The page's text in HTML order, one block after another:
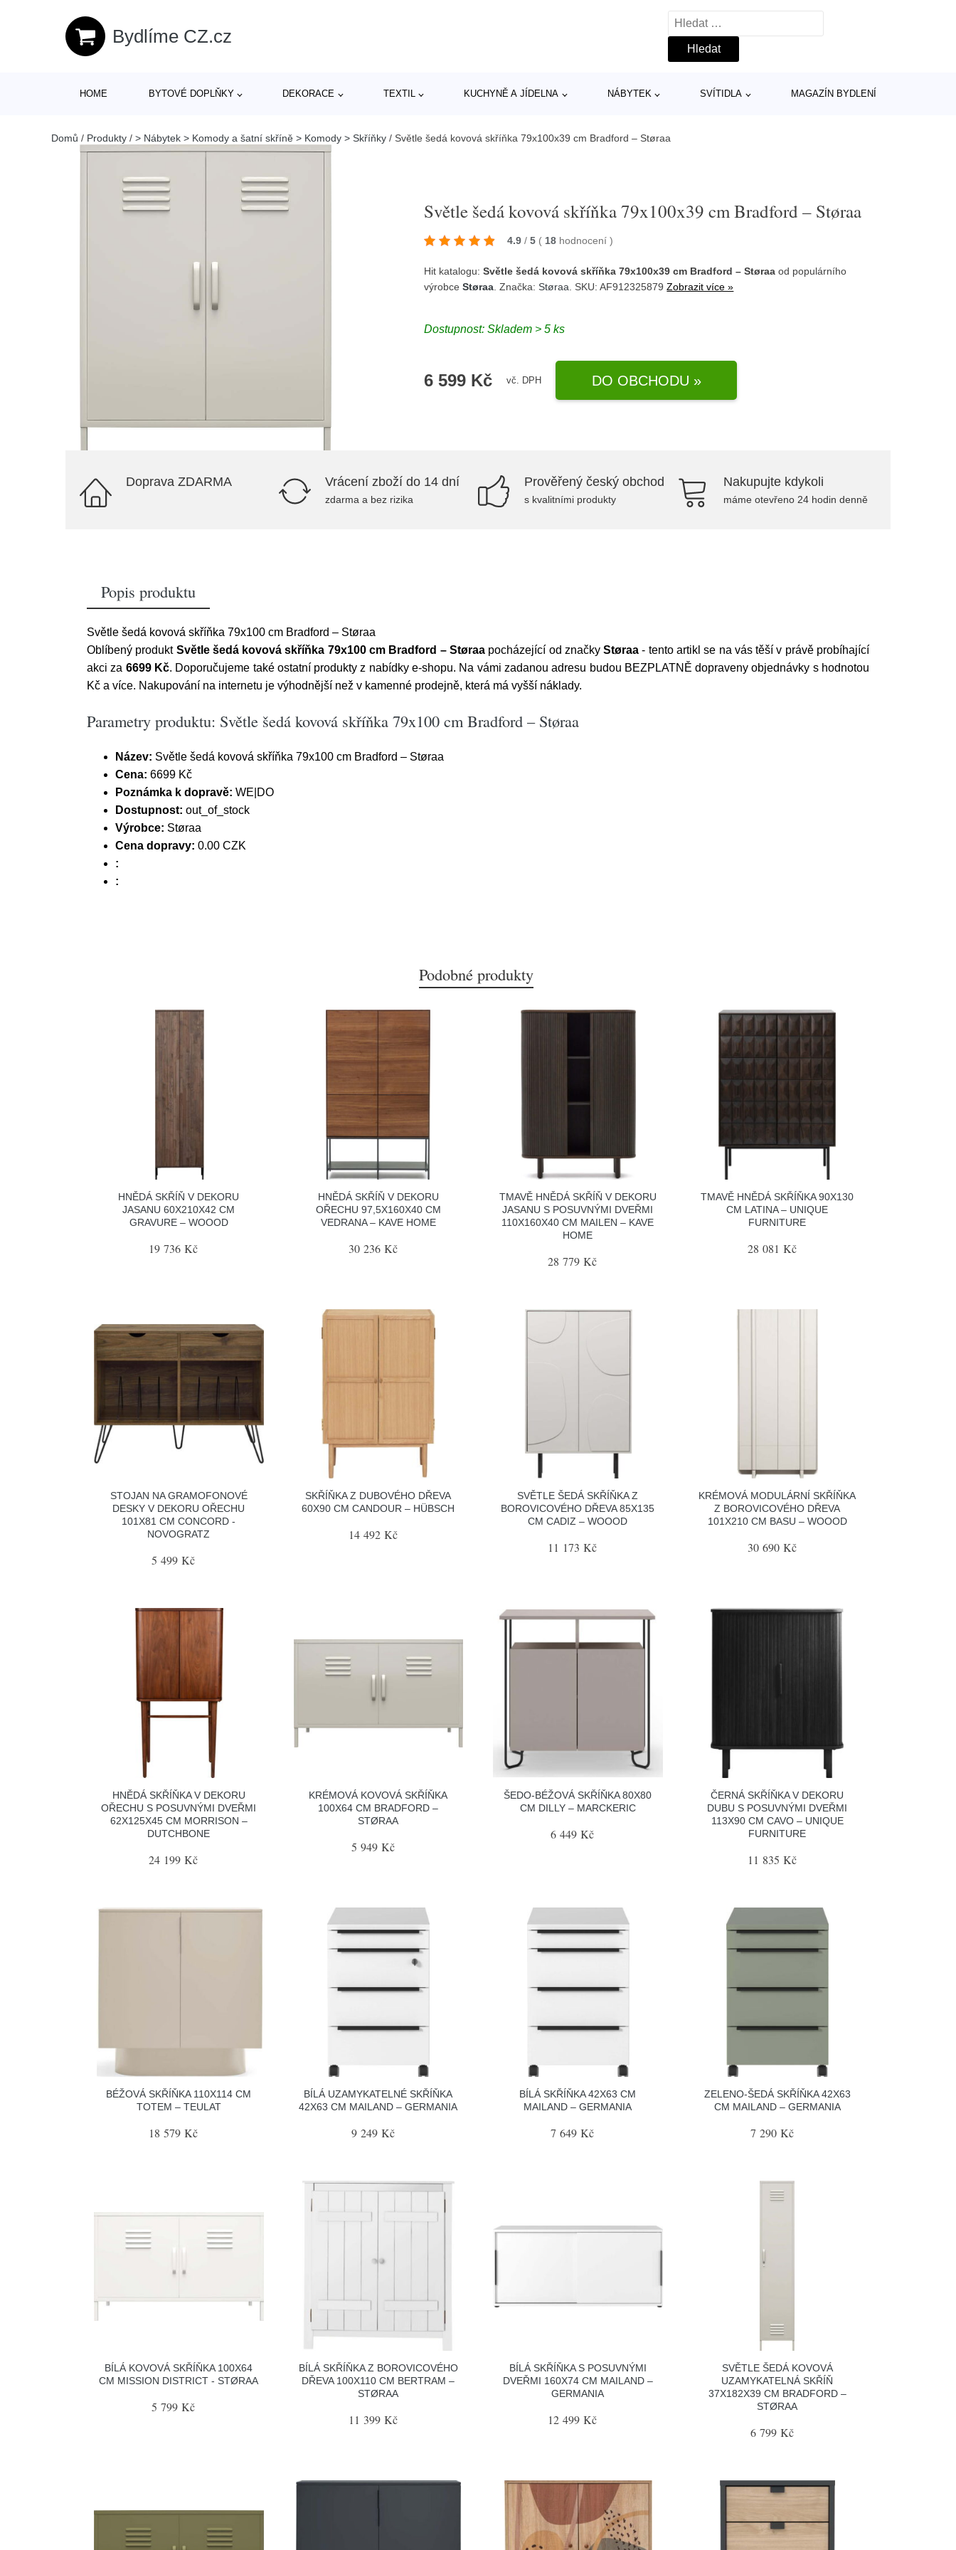
Bydlíme CZ.cz
Vyhledávání
HOME BYTOVÉ DOPLŇKY DEKORACE TEXTIL KUCHYNĚ A JÍDELNA NÁBYTEK SVÍTIDLA MAGAZÍN BYDLENÍ
Domů / Produkty / > Nábytek > Komody a šatní skříně > Komody > Skříňky / Světle šedá kovová skříňka 79x100x39 cm Bradford – Støraa
Světle šedá kovová skříňka 79x100x39 cm Bradford – Støraa
4.9 / 5 ( 18 hodnocení)
Hit katalogu:Světle šedá kovová skříňka 79x100x39 cm Bradford – Støraa od populárního
výrobceStøraa . Značka:Støraa . SKU: AF912325879Zobrazit více »
Dostupnost:Skladem > 5 ks
6 599 Kč vč. DPH DO OBCHODU »
Doprava ZDARMA Vrácení zboží do 14 dní
zdarma a bez rizika
Prověřený český obchod
s kvalitními produkty
Nakupujte kdykoli
máme otevřeno 24 hodin denně
Popis produktu
Světle šedá kovová skříňka 79x100 cm Bradford – Støraa
Oblíbený produkt Světle šedá kovová skříňka 79x100 cm Bradford – Støraapocházející od značkyStøraa - tento artikl se na vás těší v právě probíhající
akci za 6699 Kč. Doporučujeme také ostatní produkty z nabídky e-shopu. Na vámi zadanou adresu budou BEZPLATNĚ dopraveny objednávky s hodnotou
Kč a více. Nakupování na internetu je výhodnější než v kamenné prodejně, která má vyšší náklady.
Parametry produktu: Světle šedá kovová skříňka 79x100 cm Bradford – Støraa
Název: Světle šedá kovová skříňka 79x100 cm Bradford – Støraa
Cena: 6699 Kč
Poznámka k dopravě: WE|DO
Dostupnost: out_of_stock
Výrobce: Støraa
Cena dopravy: 0.00 CZK
:
:
Podobné produkty
HNĚDÁ SKŘÍŇ V DEKORU
JASANU 60X210X42 CM
GRAVURE – WOOOD
19 736 Kč
HNĚDÁ SKŘÍŇ V DEKORU
OŘECHU 97,5X160X40 CM
VEDRANA – KAVE HOME
30 236 Kč
TMAVĚ HNĚDÁ SKŘÍŇ V DEKORU
JASANU S POSUVNÝMI DVEŘMI
110X160X40 CM MAILEN – KAVE
HOME
28 779 Kč
TMAVĚ HNĚDÁ SKŘÍŇKA 90X130
CM LATINA – UNIQUE
FURNITURE
28 081 Kč
STOJAN NA GRAMOFONOVÉ
DESKY V DEKORU OŘECHU
101X81 CM CONCORD -
NOVOGRATZ
5 499 Kč
SKŘÍŇKA Z DUBOVÉHO DŘEVA
60X90 CM CANDOUR – HÜBSCH
14 492 Kč
SVĚTLE ŠEDÁ SKŘÍŇKA Z
BOROVICOVÉHO DŘEVA 85X135
CM CADIZ – WOOOD
11 173 Kč
KRÉMOVÁ MODULÁRNÍ SKŘÍŇKA
Z BOROVICOVÉHO DŘEVA
101X210 CM BASU – WOOOD
30 690 Kč
HNĚDÁ SKŘÍŇKA V DEKORU
OŘECHU S POSUVNÝMI DVEŘMI
62X125X45 CM MORRISON –
DUTCHBONE
24 199 Kč
KRÉMOVÁ KOVOVÁ SKŘÍŇKA
100X64 CM BRADFORD –
STØRAA
5 949 Kč
ŠEDO-BÉŽOVÁ SKŘÍŇKA 80X80
CM DILLY – MARCKERIC
6 449 Kč
ČERNÁ SKŘÍŇKA V DEKORU
DUBU S POSUVNÝMI DVEŘMI
113X90 CM CAVO – UNIQUE
FURNITURE
11 835 Kč
BÉŽOVÁ SKŘÍŇKA 110X114 CM
TOTEM – TEULAT
18 579 Kč
BÍLÁ UZAMYKATELNÉ SKŘÍŇKA
42X63 CM MAILAND – GERMANIA
9 249 Kč
BÍLÁ SKŘÍŇKA 42X63 CM
MAILAND – GERMANIA
7 649 Kč
ZELENO-ŠEDÁ SKŘÍŇKA 42X63
CM MAILAND – GERMANIA
7 290 Kč
BÍLÁ KOVOVÁ SKŘÍŇKA 100X64
CM MISSION DISTRICT - STØRAA
5 799 Kč
BÍLÁ SKŘÍŇKA Z BOROVICOVÉHO
DŘEVA 100X110 CM BERTRAM –
STØRAA
11 399 Kč
BÍLÁ SKŘÍŇKA S POSUVNÝMI
DVEŘMI 160X74 CM MAILAND –
GERMANIA
12 499 Kč
SVĚTLE ŠEDÁ KOVOVÁ
UZAMYKATELNÁ SKŘÍŇ
37X182X39 CM BRADFORD –
STØRAA
6 799 Kč